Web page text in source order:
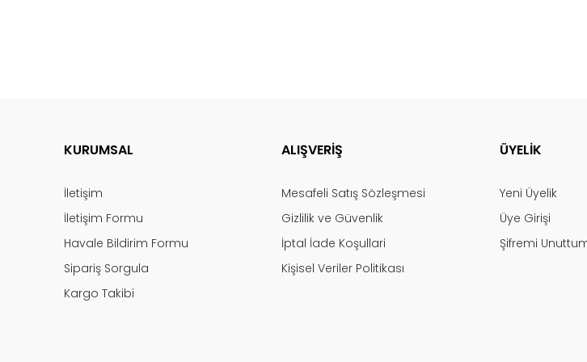
KURUMSAL
İletişim
İletişim Formu
Havale Bildirim Formu
Sipariş Sorgula
Kargo Takibi
ALIŞVERİŞ
Mesafeli Satış Sözleşmesi
Gizlilik ve Güvenlik
İptal İade Koşullari
Kişisel Veriler Politikası
ÜYELİK
Yeni Üyelik
Üye Girişi
Şifremi